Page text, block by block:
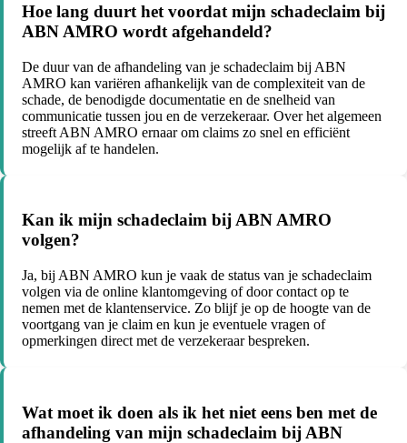
Hoe lang duurt het voordat mijn schadeclaim bij
ABN AMRO wordt afgehandeld?
De duur van de afhandeling van je schadeclaim bij ABN
AMRO kan variëren afhankelijk van de complexiteit van de
schade, de benodigde documentatie en de snelheid van
communicatie tussen jou en de verzekeraar. Over het algemeen
streeft ABN AMRO ernaar om claims zo snel en efficiënt
mogelijk af te handelen.
Kan ik mijn schadeclaim bij ABN AMRO
volgen?
Ja, bij ABN AMRO kun je vaak de status van je schadeclaim
volgen via de online klantomgeving of door contact op te
nemen met de klantenservice. Zo blijf je op de hoogte van de
voortgang van je claim en kun je eventuele vragen of
opmerkingen direct met de verzekeraar bespreken.
Wat moet ik doen als ik het niet eens ben met de
afhandeling van mijn schadeclaim bij ABN